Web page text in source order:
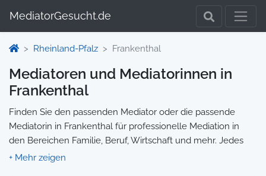
MediatorGesucht.de
Rheinland-Pfalz Frankenthal
Mediatoren und Mediatorinnen in
Frankenthal
Finden Sie den passenden Mediator oder die passende
Mediatorin in Frankenthal für professionelle Mediation in
den Bereichen Familie, Beruf, Wirtschaft und mehr. Jedes
Profil enthält Informationen zu Qualifikationen und